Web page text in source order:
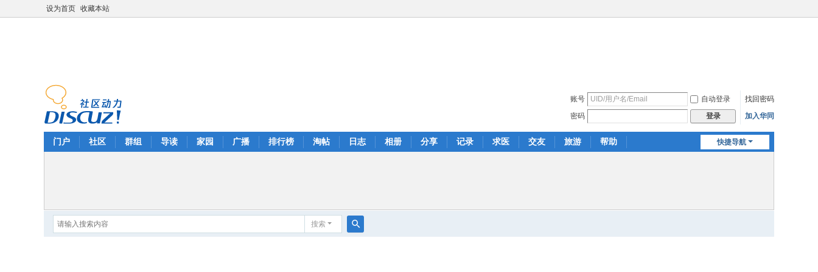
设为首页 收藏本站
账号 自动登录
找回密码
密码
登录 加入华同
快捷导航
门户 社区 群组 导读 家园 广播 排行榜 淘帖 日志 相册 分享 记录 求医 交友 旅游 帮助
搜索